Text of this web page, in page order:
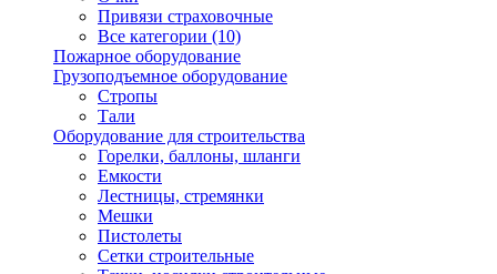
Привязи страховочные
Все категории (10)
Пожарное оборудование
Грузоподъемное оборудование
Стропы
Тали
Оборудование для строительства
Горелки, баллоны, шланги
Емкости
Лестницы, стремянки
Мешки
Пистолеты
Сетки строительные